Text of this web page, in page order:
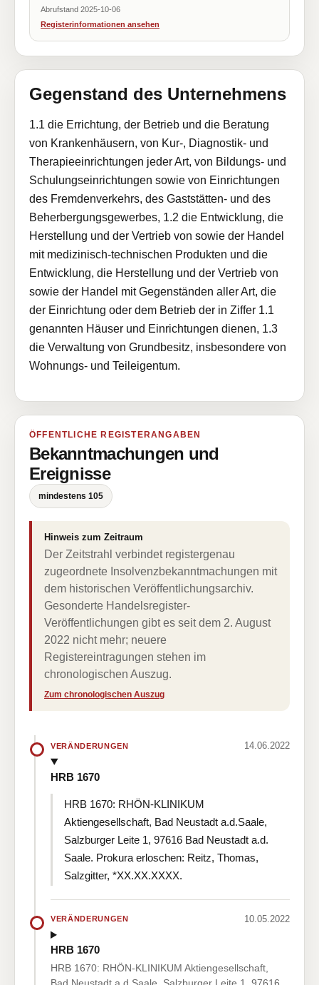
Abrufstand 2025-10-06
Registerinformationen ansehen
Gegenstand des Unternehmens
1.1 die Errichtung, der Betrieb und die Beratung
von Krankenhäusern, von Kur-, Diagnostik- und
Therapieeinrichtungen jeder Art, von Bildungs- und
Schulungseinrichtungen sowie von Einrichtungen
des Fremdenverkehrs, des Gaststätten- und des
Beherbergungsgewerbes, 1.2 die Entwicklung, die
Herstellung und der Vertrieb von sowie der Handel
mit medizinisch-technischen Produkten und die
Entwicklung, die Herstellung und der Vertrieb von
sowie der Handel mit Gegenständen aller Art, die
der Einrichtung oder dem Betrieb der in Ziffer 1.1
genannten Häuser und Einrichtungen dienen, 1.3
die Verwaltung von Grundbesitz, insbesondere von
Wohnungs- und Teileigentum.
ÖFFENTLICHE REGISTERANGABEN
Bekanntmachungen und
Ereignisse
mindestens 105
Hinweis zum Zeitraum
Der Zeitstrahl verbindet registergenau
zugeordnete Insolvenzbekanntmachungen mit
dem historischen Veröffentlichungsarchiv.
Gesonderte Handelsregister-
Veröffentlichungen gibt es seit dem 2. August
2022 nicht mehr; neuere
Registereintragungen stehen im
chronologischen Auszug.
Zum chronologischen Auszug
VERÄNDERUNGEN 14.06.2022
HRB 1670
HRB 1670: RHÖN-KLINIKUM
Aktiengesellschaft, Bad Neustadt a.d.Saale,
Salzburger Leite 1, 97616 Bad Neustadt a.d.
Saale. Prokura erloschen: Reitz, Thomas,
Salzgitter, *XX.XX.XXXX.
VERÄNDERUNGEN 10.05.2022
HRB 1670
HRB 1670: RHÖN-KLINIKUM Aktiengesellschaft,